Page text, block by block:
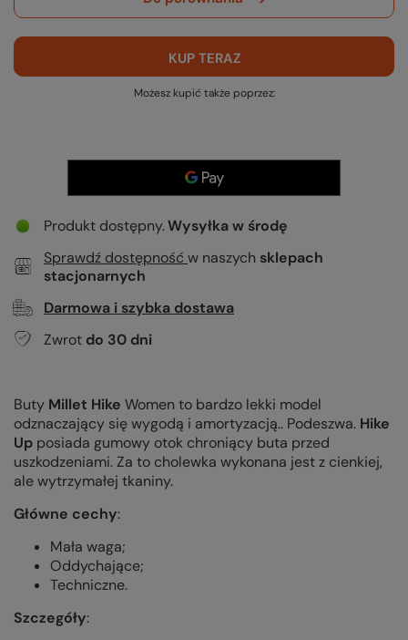
KUP TERAZ
Możesz kupić także poprzez:
Produkt dostępny Wysyłkaw środę
Sprawdź dostępność w naszych sklepach
stacjonarnych
Darmowa i szybka dostawa
Zwrot do 30 dni
Buty Millet Hike Women to bardzo lekki model
odznaczający się wygodą i amortyzacją.. Podeszwa. Hike
Up posiada gumowy otok chroniący buta przed
uszkodzeniami. Za to cholewka wykonana jest z cienkiej,
ale wytrzymałej tkaniny.
Główne cechy:
Mała waga;
Oddychające;
Techniczne.
Szczegóły: